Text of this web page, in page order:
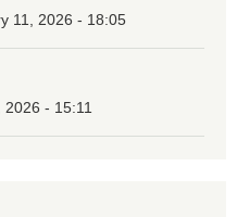
11, 2026 - 18:05
2026 - 15:11